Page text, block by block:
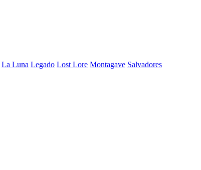
La Luna Legado Lost Lore Montagave Salvadores